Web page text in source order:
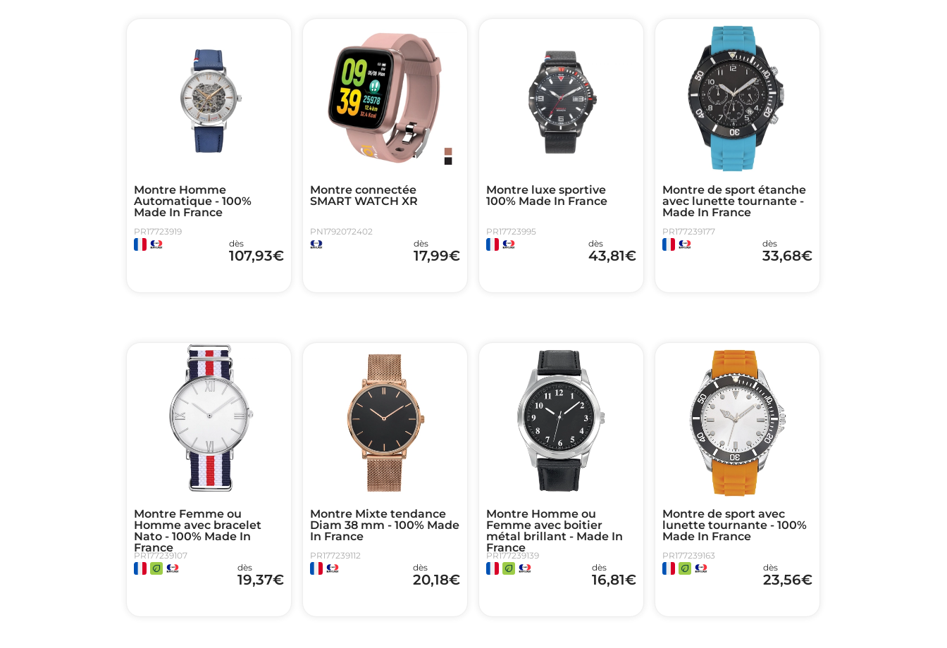
Montre Homme
Automatique - 100%
Made In France
PR17723919
dès
107,93€
Montre connectée
SMART WATCH XR
PN1792072402
dès
17,99€
Montre luxe sportive
100% Made In France
PR17723995
dès
43,81€
Montre de sport étanche
avec lunette tournante -
Made In France
PR177239177
dès
33,68€
Montre Femme ou
Homme avec bracelet
Nato - 100% Made In
France
PR177239107
dès
19,37€
Montre Mixte tendance
Diam 38 mm - 100% Made
In France
PR177239112
dès
20,18€
Montre Homme ou
Femme avec boitier
métal brillant - Made In
France
PR177239139
dès
16,81€
Montre de sport avec
lunette tournante - 100%
Made In France
PR177239163
dès
23,56€